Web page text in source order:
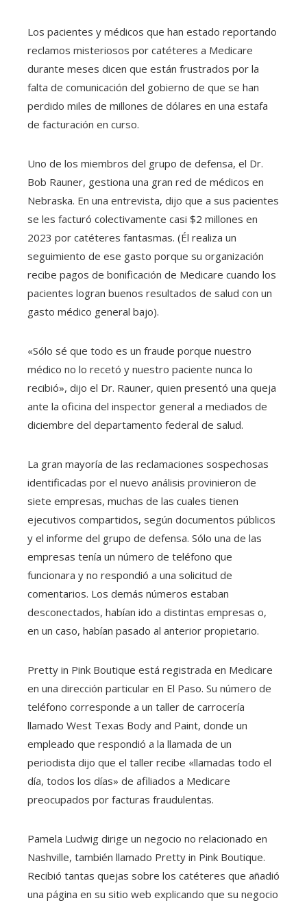
Los pacientes y médicos que han estado reportando
reclamos misteriosos por catéteres a Medicare
durante meses dicen que están frustrados por la
falta de comunicación del gobierno de que se han
perdido miles de millones de dólares en una estafa
de facturación en curso.
Uno de los miembros del grupo de defensa, el Dr.
Bob Rauner, gestiona una gran red de médicos en
Nebraska. En una entrevista, dijo que a sus pacientes
se les facturó colectivamente casi $2 millones en
2023 por catéteres fantasmas. (Él realiza un
seguimiento de ese gasto porque su organización
recibe pagos de bonificación de Medicare cuando los
pacientes logran buenos resultados de salud con un
gasto médico general bajo).
«Sólo sé que todo es un fraude porque nuestro
médico no lo recetó y nuestro paciente nunca lo
recibió», dijo el Dr. Rauner, quien presentó una queja
ante la oficina del inspector general a mediados de
diciembre del departamento federal de salud.
La gran mayoría de las reclamaciones sospechosas
identificadas por el nuevo análisis provinieron de
siete empresas, muchas de las cuales tienen
ejecutivos compartidos, según documentos públicos
y el informe del grupo de defensa. Sólo una de las
empresas tenía un número de teléfono que
funcionara y no respondió a una solicitud de
comentarios. Los demás números estaban
desconectados, habían ido a distintas empresas o,
en un caso, habían pasado al anterior propietario.
Pretty in Pink Boutique está registrada en Medicare
en una dirección particular en El Paso. Su número de
teléfono corresponde a un taller de carrocería
llamado West Texas Body and Paint, donde un
empleado que respondió a la llamada de un
periodista dijo que el taller recibe «llamadas todo el
día, todos los días» de afiliados a Medicare
preocupados por facturas fraudulentas.
Pamela Ludwig dirige un negocio no relacionado en
Nashville, también llamado Pretty in Pink Boutique.
Recibió tantas quejas sobre los catéteres que añadió
una página en su sitio web explicando que su negocio